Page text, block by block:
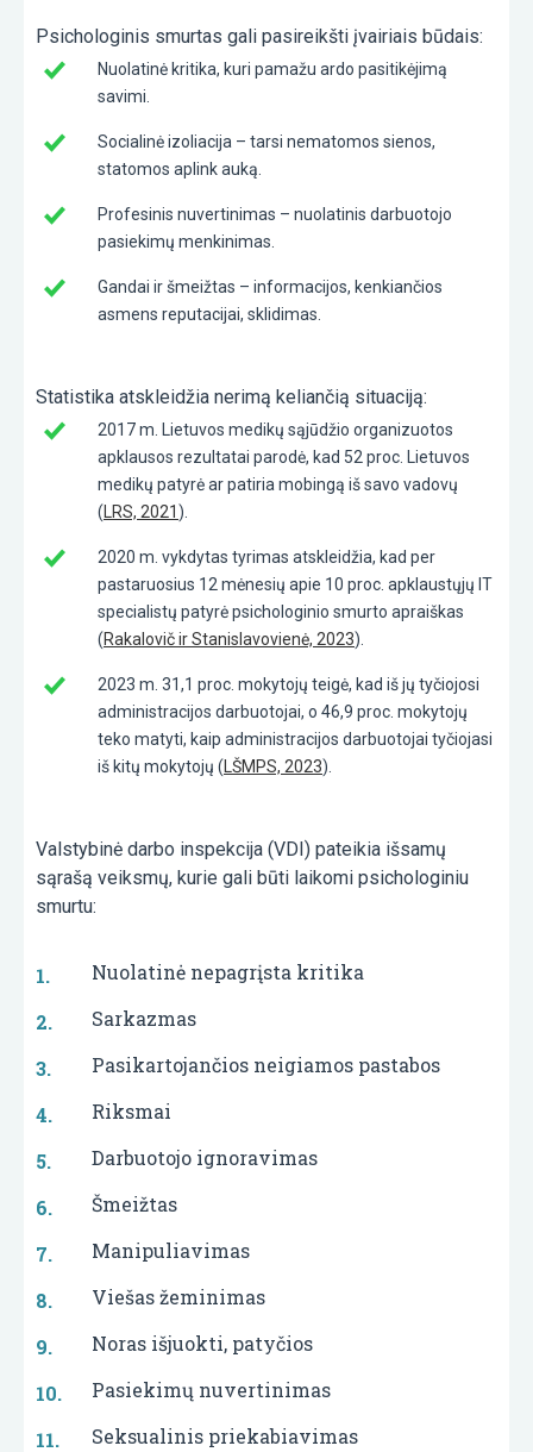
Psichologinis smurtas gali pasireikšti įvairiais būdais:
Nuolatinė kritika, kuri pamažu ardo pasitikėjimą
savimi.
Socialinė izoliacija – tarsi nematomos sienos,
statomos aplink auką.
Profesinis nuvertinimas – nuolatinis darbuotojo
pasiekimų menkinimas.
Gandai ir šmeižtas – informacijos, kenkiančios
asmens reputacijai, sklidimas.
Statistika atskleidžia nerimą keliančią situaciją:
2017 m. Lietuvos medikų sąjūdžio organizuotos
apklausos rezultatai parodė, kad 52 proc. Lietuvos
medikų patyrė ar patiria mobingą iš savo vadovų
( LRS, 2021).
2020 m. vykdytas tyrimas atskleidžia, kad per
pastaruosius 12 mėnesių apie 10 proc. apklaustųjų IT
specialistų patyrė psichologinio smurto apraiškas
(Rakalovič ir Stanislavovienė, 2023).
2023 m. 31,1 proc. mokytojų teigė, kad iš jų tyčiojosi
administracijos darbuotojai, o 46,9 proc. mokytojų
teko matyti, kaip administracijos darbuotojai tyčiojasi
iš kitų mokytojų ( LŠMPS, 2023).
Valstybinė darbo inspekcija (VDI) pateikia išsamų
sąrašą veiksmų, kurie gali būti laikomi psichologiniu
smurtu:
Nuolatinė nepagrįsta kritika
Sarkazmas
Pasikartojančios neigiamos pastabos
Riksmai
Darbuotojo ignoravimas
Šmeižtas
Manipuliavimas
Viešas žeminimas
Noras išjuokti, patyčios
Pasiekimų nuvertinimas
Seksualinis priekabiavimas